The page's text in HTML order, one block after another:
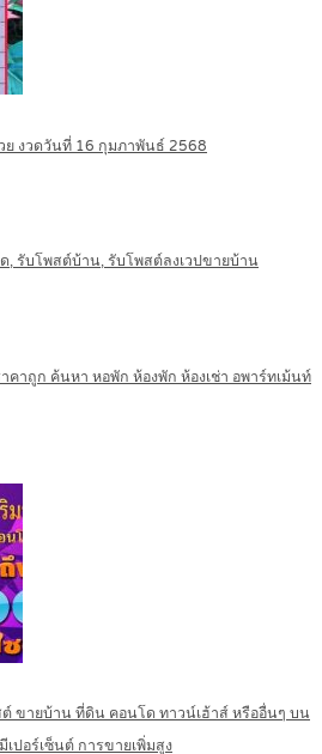
งวดวันที่ 16 กุมภาพันธ์ 2568
รับโพสต์บ้าน, รับโพสต์ลงเวปขายบ้าน
คาถูก ค้นหา หอพัก ห้องพัก ห้องเช่า อพาร์ทเม้นท์
ขายบ้าน ที่ดิน คอนโด ทาวน์เฮ้าส์ หรืออื่นๆ บน
เปอร์เซ็นต์ การขายเพิ่มสูง